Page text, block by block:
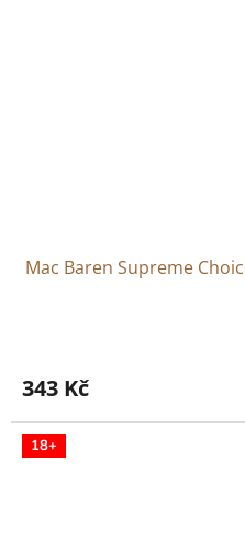
Mac Baren Supreme
343 Kč
18+